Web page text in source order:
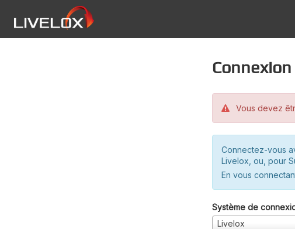
Connexion
Vous devez
Connectez-vous
Livelox, ou, pour
En vous
Système de
Livelox